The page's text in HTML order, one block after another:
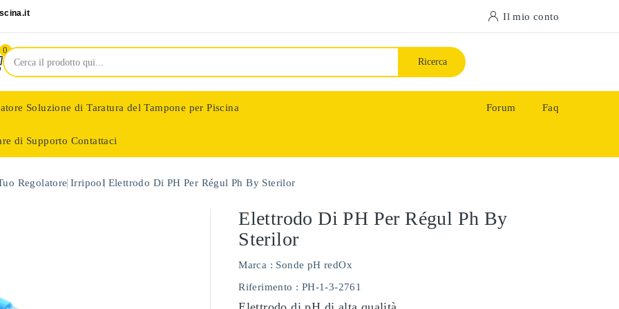
Il mio conto
0
Ricerca
Soluzione di Taratura del Tampone per Piscina
di Supporto Contattaci
Forum Faq
Regolatore Irripool Elettrodo Di PH Per Régul Ph By Sterilor
Elettrodo Di PH Per Régul Ph By
Sterilor
Marca : Sonde pH redOx
Riferimento : PH-1-3-2761